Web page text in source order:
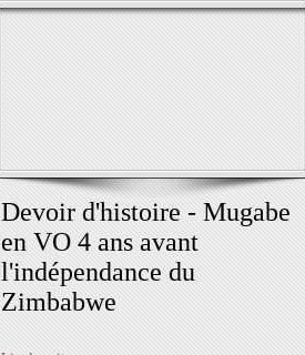
Devoir d'histoire - Mugabe
en VO 4 ans avant
l'indépendance du
Zimbabwe